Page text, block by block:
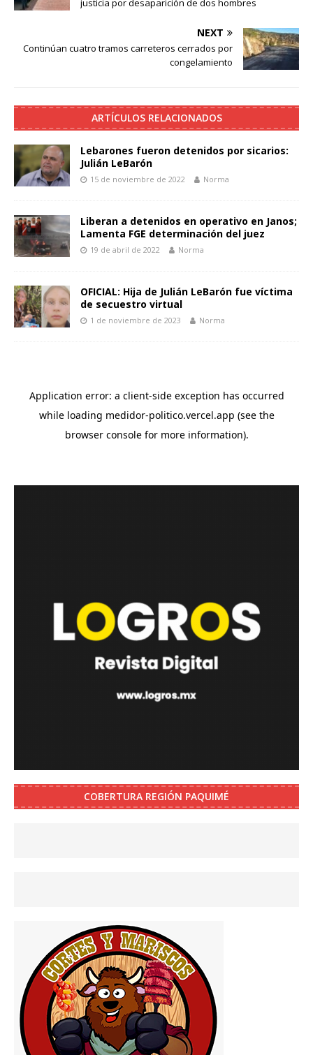
justicia por desaparición de dos hombres
NEXT
Continúan cuatro tramos carreteros cerrados por
congelamiento
ARTÍCULOS RELACIONADOS
Lebarones fueron detenidos por sicarios:
Julián LeBarón
15 de noviembre de 2022 Norma
Liberan a detenidos en operativo en Janos;
Lamenta FGE determinación del juez
19 de abril de 2022 Norma
OFICIAL: Hija de Julián LeBarón fue víctima
de secuestro virtual
1 de noviembre de 2023 Norma
COBERTURA REGIÓN PAQUIMÉ